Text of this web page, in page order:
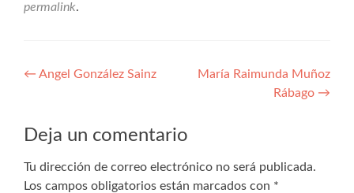
permalink.
Navegación
entradas
← Angel González Sainz
María Raimunda Muñoz
Rábago →
Deja un comentario
Tu dirección de correo electrónico no será publicada.
Los campos obligatorios están marcados con *